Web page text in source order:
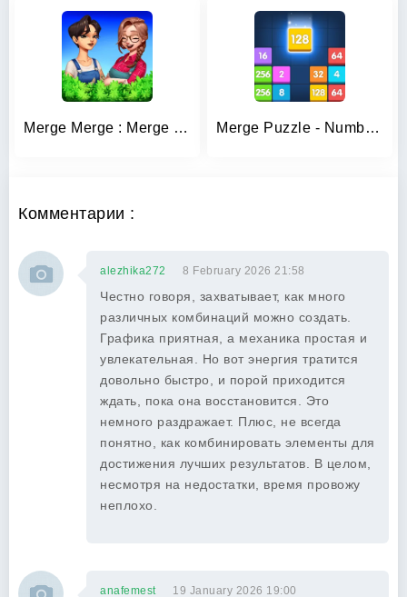
Merge Merge : Merge 2 Game Merge Puzzle - Number Games
Комментарии :
alezhika272 8 February 2026 21:58
Честно говоря, захватывает, как много
различных комбинаций можно создать.
Графика приятная, а механика простая и
увлекательная. Но вот энергия тратится
довольно быстро, и порой приходится
ждать, пока она восстановится. Это
немного раздражает. Плюс, не всегда
понятно, как комбинировать элементы для
достижения лучших результатов. В целом,
несмотря на недостатки, время провожу
неплохо.
anafemest 19 January 2026 19:00